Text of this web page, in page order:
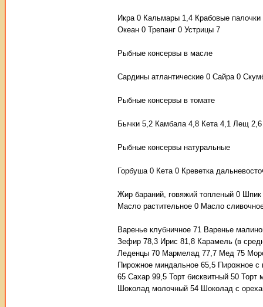
Икра 0 Кальмары 1,4 Крабовые
Океан 0 Трепанг 0 Устрицы 7
Рыбные консервы в масле
Сардины атлантические 0 Сайра 0
Рыбные консервы в томате
Бычки 5,2 Камбала 4,8 Кета 4,1 Лещ
Рыбные консервы натуральные
Горбуша 0 Кета 0 Креветка
Жир бараний, говяжий топленый 0
Масло растительное 0 Масло
Варенье клубничное 71 Варенье
Зефир 78,3 Ирис 81,8 Карамель (в
Леденцы 70 Мармелад 77,7 Мед 75
Пирожное миндальное 65,5 Пирожное с
65 Сахар 99,5 Торт бисквитный 50
Шоколад молочный 54 Шоколад с